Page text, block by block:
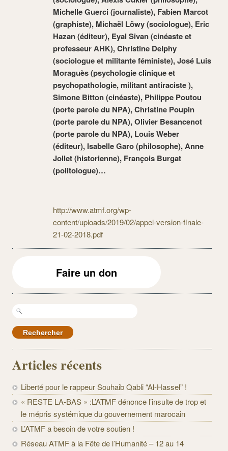
Michelle Guerci (journaliste), Fabien Marcot
(graphiste), Michaël Löwy (sociologue), Eric
Hazan (éditeur), Eyal Sivan (cinéaste et
professeur AHK), Christine Delphy
(sociologue et militante féministe), José Luis
Moraguès (psychologie clinique et
psychopathologie, militant antiraciste),
Simone Bitton (cinéaste), Philippe Poutou
(porte parole du NPA), Christine Poupin
(porte parole du NPA), Olivier Besancenot
(porte parole du NPA), Louis Weber
(éditeur), Isabelle Garo (philosophe), Anne
Jollet (historienne), François Burgat
(politologue)…
http://www.atmf.org/wp-
content/uploads/2019/02/appel-version-finale-
21-02-2018.pdf
Faire un don
Rechercher :
Articles récents
Liberté pour le rappeur Souhaib Qabli “Al-Hassel” !
« RESTE LA-BAS » :L’ATMF dénonce l’insulte de trop et
le mépris systémique du gouvernement marocain
L’ATMF a besoin de votre soutien !
Réseau ATMF à la Fête de l’Humanité – 12 au 14